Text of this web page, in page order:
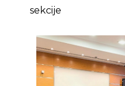
sekcije